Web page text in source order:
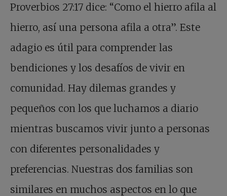
Proverbios 27:17 dice: “Como el hierro afila al
hierro, así una persona afila a otra”. Este
adagio es útil para comprender las
bendiciones y los desafíos de vivir en
comunidad. Hay dilemas grandes y
pequeños con los que luchamos a diario
mientras buscamos vivir junto a personas
con diferentes personalidades y
preferencias. Nuestras dos familias son
similares en muchos aspectos en lo que